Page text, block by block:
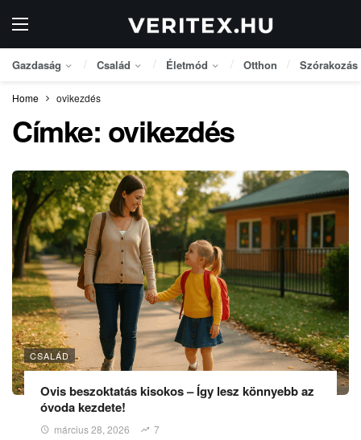
Gazdaság Család Életmód Otthon Szórakozás
Home ovikezdés
Címke: ovikezdés
CSALÁD
Ovis beszoktatás kisokos – Így lesz könnyebb az
óvoda kezdete!
március 28, 2026 7